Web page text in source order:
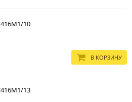
10
В КОРЗИНУ
13